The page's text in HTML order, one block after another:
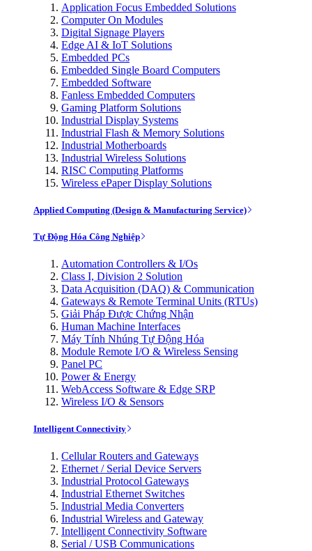
Application Focus Embedded Solutions
Computer On Modules
Digital Signage Players
Edge AI & IoT Solutions
Embedded PCs
Embedded Single Board Computers
Embedded Software
Fanless Embedded Computers
Gaming Platform Solutions
Industrial Display Systems
Industrial Flash & Memory Solutions
Industrial Motherboards
Industrial Wireless Solutions
RISC Computing Platforms
Wireless ePaper Display Solutions
Applied Computing (Design & Manufacturing Service)
Tự Động Hóa Công Nghiệp
Automation Controllers & I/Os
Class I, Division 2 Solution
Data Acquisition (DAQ) & Communication
Gateways & Remote Terminal Units (RTUs)
Giải Pháp Được Chứng Nhận
Human Machine Interfaces
Máy Tính Nhúng Tự Động Hóa
Module Remote I/O & Wireless Sensing
Panel PC
Power & Energy
WebAccess Software & Edge SRP
Wireless I/O & Sensors
Intelligent Connectivity
Cellular Routers and Gateways
Ethernet / Serial Device Servers
Industrial Protocol Gateways
Industrial Ethernet Switches
Industrial Media Converters
Industrial Wireless and Gateway
Intelligent Connectivity Software
Serial / USB Communications